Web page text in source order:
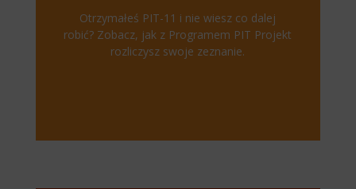
Otrzymałeś PIT-11 i nie wiesz co dalej
robić? Zobacz, jak z Programem PIT Projekt
rozliczysz swoje zeznanie.